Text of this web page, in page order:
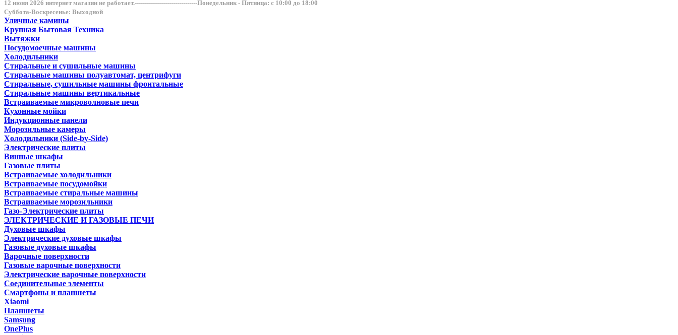
12 июня 2026 интернет магазин не работает.-------------------------------Понедельник - Пятница: с 10:00 до 18:00
Суббота-Воскресенье: Выходной
Уличные камины
Крупная Бытовая Техника
Вытяжки
Посудомоечные машины
Холодильники
Стиральные и сушильные машины
Стиральные машины полуавтомат, центрифуги
Стиральные, сушильные машины фронтальные
Стиральные машины вертикальные
Встраиваемые микроволновые печи
Кухонные мойки
Индукционные панели
Морозильные камеры
Холодильники (Side-by-Side)
Электрические плиты
Винные шкафы
Газовые плиты
Встраиваемые холодильники
Встраиваемые посудомойки
Встраиваемые стиральные машины
Встраиваемые морозильники
Газо-Электрические плиты
ЭЛЕКТРИЧЕСКИЕ И ГАЗОВЫЕ ПЕЧИ
Духовые шкафы
Электрические духовые шкафы
Газовые духовые шкафы
Варочные поверхности
Газовые варочные поверхности
Электрические варочные поверхности
Соединительные элементы
Смартфоны и планшеты
Xiaomi
Планшеты
Samsung
OnePlus